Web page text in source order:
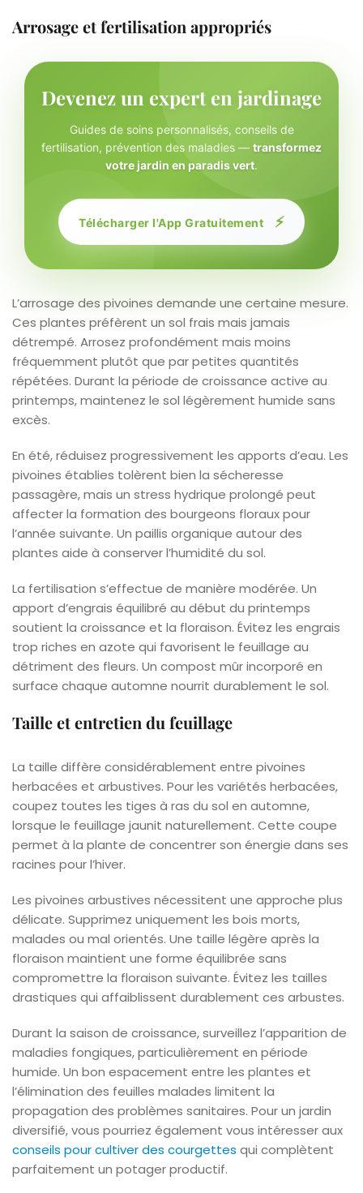
Arrosage et fertilisation appropriés
Devenez un expert en jardinage
Guides de soins personnalisés, conseils de
fertilisation, prévention des maladies — transformez
votre jardin en paradis vert.
Télécharger l'App Gratuitement ⚡
L’arrosage des pivoines demande une certaine mesure.
Ces plantes préfèrent un sol frais mais jamais
détrempé. Arrosez profondément mais moins
fréquemment plutôt que par petites quantités
répétées. Durant la période de croissance active au
printemps, maintenez le sol légèrement humide sans
excès.
En été, réduisez progressivement les apports d’eau. Les
pivoines établies tolèrent bien la sécheresse
passagère, mais un stress hydrique prolongé peut
affecter la formation des bourgeons floraux pour
l’année suivante. Un paillis organique autour des
plantes aide à conserver l’humidité du sol.
La fertilisation s’effectue de manière modérée. Un
apport d’engrais équilibré au début du printemps
soutient la croissance et la floraison. Évitez les engrais
trop riches en azote qui favorisent le feuillage au
détriment des fleurs. Un compost mûr incorporé en
surface chaque automne nourrit durablement le sol.
Taille et entretien du feuillage
La taille diffère considérablement entre pivoines
herbacées et arbustives. Pour les variétés herbacées,
coupez toutes les tiges à ras du sol en automne,
lorsque le feuillage jaunit naturellement. Cette coupe
permet à la plante de concentrer son énergie dans ses
racines pour l’hiver.
Les pivoines arbustives nécessitent une approche plus
délicate. Supprimez uniquement les bois morts,
malades ou mal orientés. Une taille légère après la
floraison maintient une forme équilibrée sans
compromettre la floraison suivante. Évitez les tailles
drastiques qui affaiblissent durablement ces arbustes.
Durant la saison de croissance, surveillez l’apparition de
maladies fongiques, particulièrement en période
humide. Un bon espacement entre les plantes et
l’élimination des feuilles malades limitent la
propagation des problèmes sanitaires. Pour un jardin
diversifié, vous pourriez également vous intéresser aux
conseils pour cultiver des courgettes qui complètent
parfaitement un potager productif.